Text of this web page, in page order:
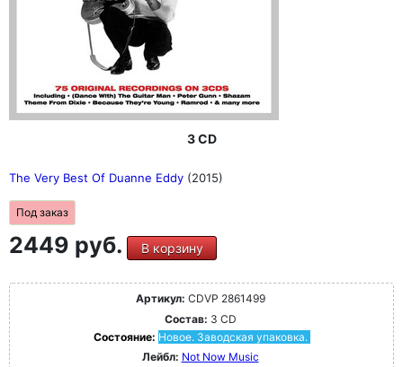
3 CD
The Very Best Of Duanne Eddy (2015)
Под заказ
2449 руб. В корзину
Артикул: CDVP 2861499
Состав: 3 CD
Состояние: Новое. Заводская упаковка.
Лейбл: Not Now Music